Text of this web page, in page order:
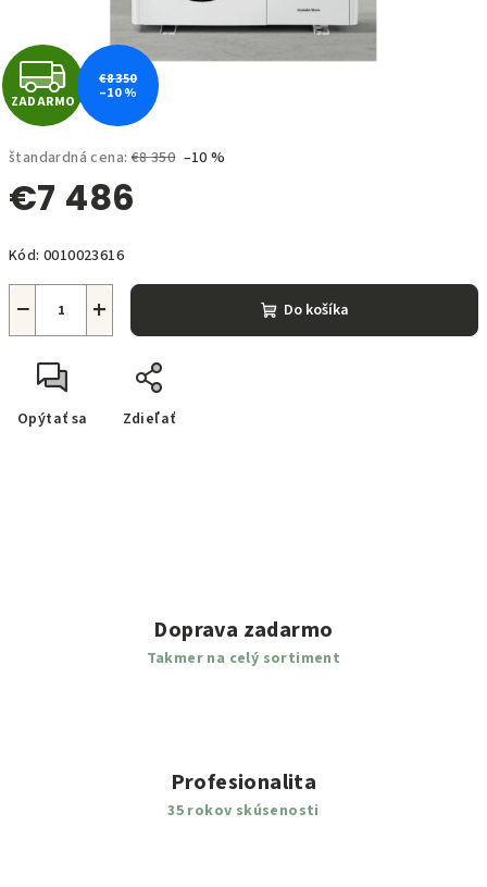
štandardná cena: €8 350 –10 %
€7 486
cena:
Kód: 0010023616
+
− Do košíka
Opýtať sa Zdieľať
Z
A
D
A
R
M
O
ZADARMO
€8 350
–10 %
Doprava zadarmo
Takmer na celý sortiment
Profesionalita
35 rokov skúsenosti